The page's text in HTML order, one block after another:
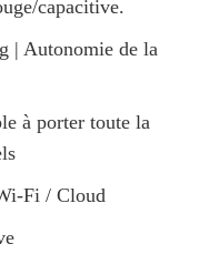
capacitive.
| Autonomie de la
à porter toute la
Fi / Cloud